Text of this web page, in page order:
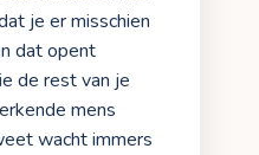
je er misschien
dat opent
de rest van je
mens
wacht immers